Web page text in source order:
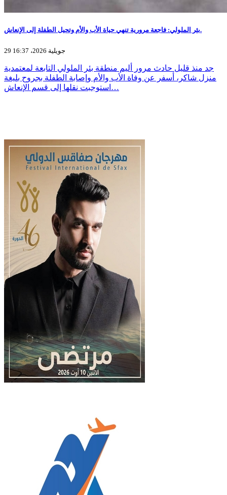
بئر الملولي: فاجعة مرورية تنهي حياة الأب والأم وتحيل الطفلة إلى الإنعاش.
29 جويلية 2026، 16:37
جد منذ قليل حادث مرور أليم منطقة بئر الملولي التابعة لمعتمدية
منزل شاكر، أسفر عن وفاة الأب والأم وإصابة الطفلة بجروح بليغة
استوجبت نقلها إلى قسم الإنعاش…